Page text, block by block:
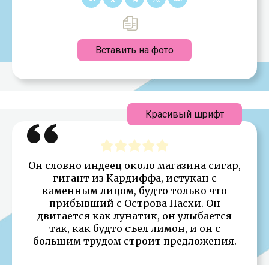
Вставить на фото
Он словно индеец около магазина сигар,
гигант из Кардиффа, истукан с
каменным лицом, будто только что
прибывший с Острова Пасхи. Он
двигается как лунатик, он улыбается
так, как будто съел лимон, и он с
большим трудом строит предложения.
Красивый шрифт